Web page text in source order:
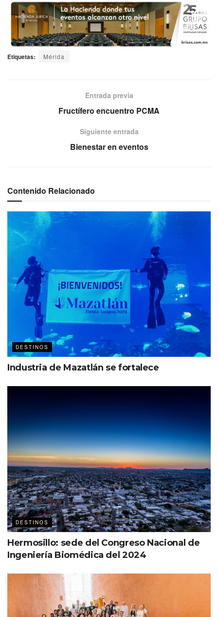
Etiquetas: Mérida
Entrada previa
Fructífero encuentro PCMA
Siguiente entrada
Bienestar en eventos
Contenido Relacionado
DESTINOS
Industria de Mazatlán se fortalece
DESTINOS
Hermosillo: sede del Congreso Nacional de
Ingeniería Biomédica del 2024